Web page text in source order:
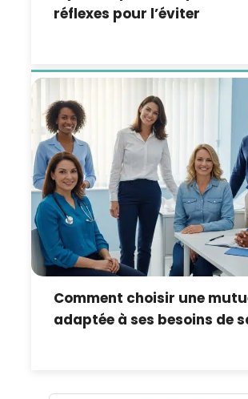
réflexes pour l’éviter
Comment choisir une
adaptée à ses besoins de